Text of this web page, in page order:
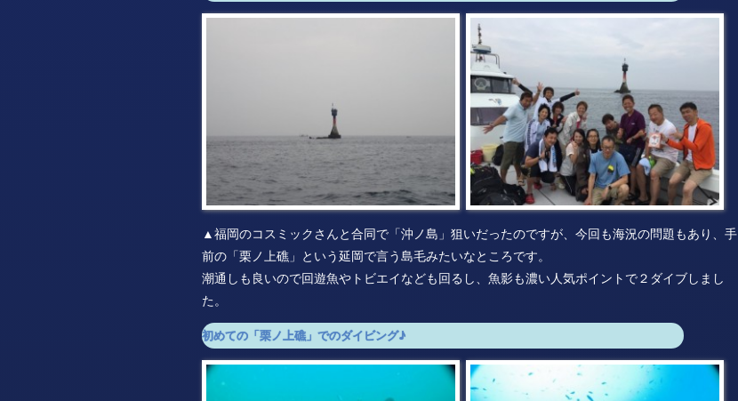
▲福岡のコスミックさんと合同で「沖ノ島」狙いだったのですが、今回も海況の問題もあり、手
前の「栗ノ上礁」という延岡で言う島毛みたいなところです。
潮通しも良いので回遊魚やトビエイなども回るし、魚影も濃い人気ポイントで２ダイブしまし
た。
初めての「栗ノ上礁」でのダイビング♪